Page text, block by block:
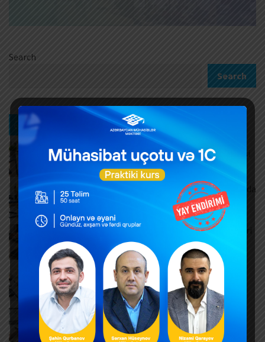
Search
Search
Ən son xəbərlər
Müntəzəm və daimi xidmətlərin rəsmiləşdirilməsi
AUGUST 7, 2026
Məşğulluq Strategiyası 2026–2030: Əmək bazarında
yeni hədəflər
AUGUST 6, 2026
ƏDV ödəyicilərinə mühüm yenilik – Bəyannamələri
vergi orqanı özü dolduracaq
AUGUST 6, 2026
Hər yeni invoys üzrə ayrıca DTA-03 ərizəsi təqdim
edilməlidirmi?
AUGUST 6, 2026
Dövlət mülkiyyətində olan əsas vəsaitlərin
verilməsi qaydası dəyişib
AUGUST 5, 2026